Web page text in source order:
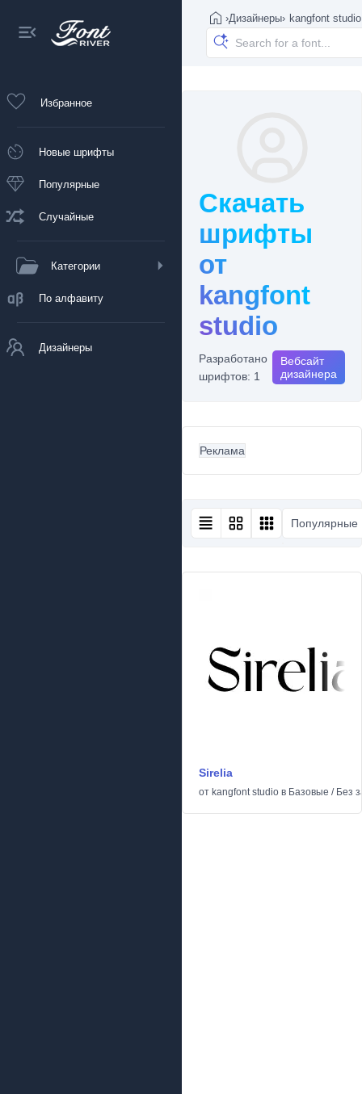
Избранное
Новые шрифты
Популярные
Случайные
Категории
По алфавиту
Дизайнеры
›Дизайнеры› kangfont studio
Скачать
шрифты
от
kangfont
studio
Разработано
шрифтов: 1
Вебсайт
дизайнера
Реклама
Популярные
Sirelia
от kangfont studio в Базовые / Без